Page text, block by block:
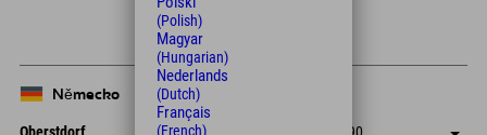
Německo
(Polish)
Magyar
(Hungarian)
Nederlands
(Dutch)
Français
(French)